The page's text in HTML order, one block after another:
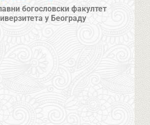
богословски факултет
у Београду